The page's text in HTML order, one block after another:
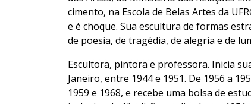
cimento, na Escola de Belas Artes da
e é choque. Sua escultura de formas
de poesia, de tragédia, de alegria e de
Escultora, pintora e professora. Inicia
Janeiro, entre 1944 e 1951. De 1956 a
1959 e 1968, e recebe uma bolsa de